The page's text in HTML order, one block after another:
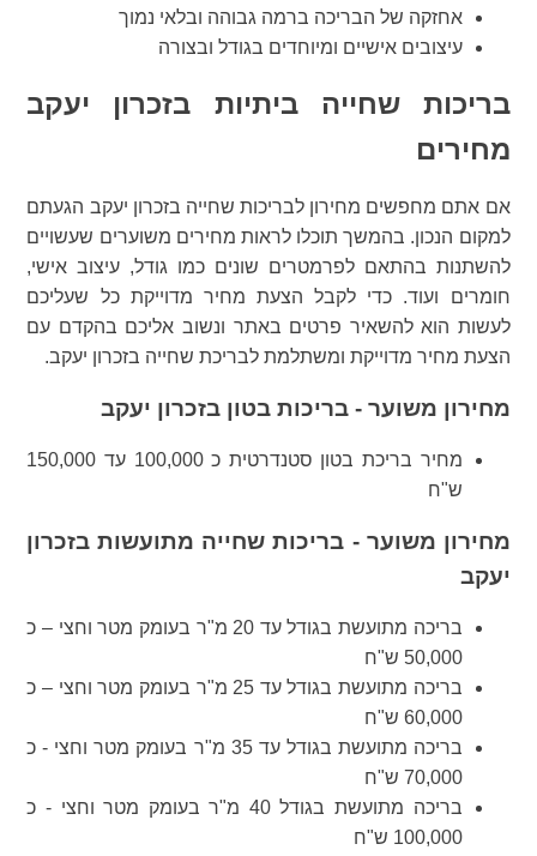
אחזקה של הבריכה ברמה גבוהה ובלאי נמוך
עיצובים אישיים ומיוחדים בגודל ובצורה
בריכות שחייה ביתיות בזכרון יעקב
מחירים
אם אתם מחפשים מחירון לבריכות שחייה בזכרון יעקב הגעתם
למקום הנכון. בהמשך תוכלו לראות מחירים משוערים שעשויים
להשתנות בהתאם לפרמטרים שונים כמו גודל, עיצוב אישי,
חומרים ועוד. כדי לקבל הצעת מחיר מדוייקת כל שעליכם
לעשות הוא להשאיר פרטים באתר ונשוב אליכם בהקדם עם
הצעת מחיר מדוייקת ומשתלמת לבריכת שחייה בזכרון יעקב.
מחירון משוער - בריכות בטון בזכרון יעקב
מחיר בריכת בטון סטנדרטית כ 100,000 עד 150,000
ש"ח
מחירון משוער - בריכות שחייה מתועשות בזכרון
יעקב
בריכה מתועשת בגודל עד 20 מ"ר בעומק מטר וחצי – כ
50,000 ש"ח
בריכה מתועשת בגודל עד 25 מ"ר בעומק מטר וחצי – כ
60,000 ש"ח
בריכה מתועשת בגודל עד 35 מ"ר בעומק מטר וחצי - כ
70,000 ש"ח
בריכה מתועשת בגודל 40 מ"ר בעומק מטר וחצי - כ
100,000 ש"ח